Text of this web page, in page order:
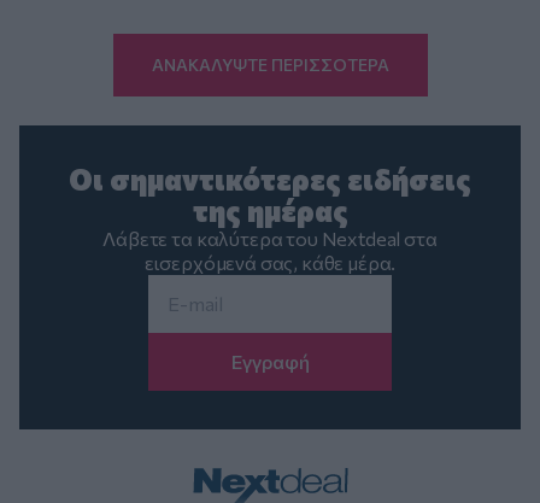
ΑΝΑΚΑΛΥΨΤΕ ΠΕΡΙΣΣΟΤΕΡΑ
Οι σημαντικότερες ειδήσεις
της ημέρας
Λάβετε τα καλύτερα του Nextdeal στα
εισερχόμενά σας, κάθε μέρα.